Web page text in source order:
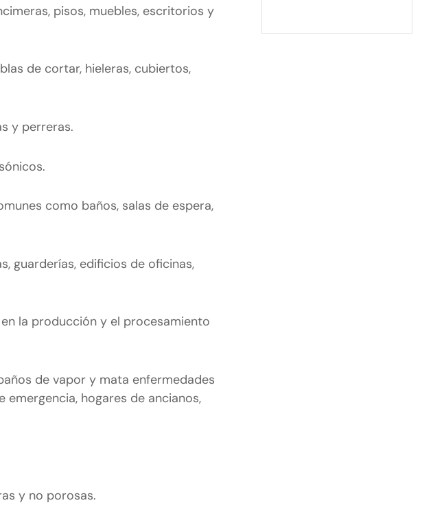
pisos, muebles, escritorios y
de cortar, hieleras, cubiertos,
y perreras.
como baños, salas de espera,
guarderías, edificios de oficinas,
la producción y el procesamiento
de vapor y mata enfermedades
hogares de ancianos,
y no porosas.